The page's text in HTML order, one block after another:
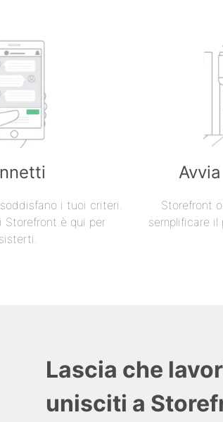
i tuoi criteri.
Storefront è qui per
Storefront
semplificare
Lascia che
unisciti a